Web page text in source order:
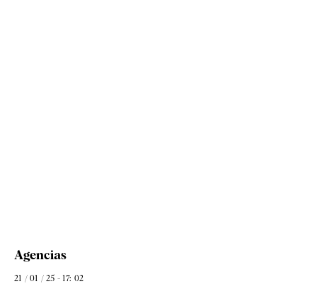
Agencias
21 / 01 / 25 - 17: 02